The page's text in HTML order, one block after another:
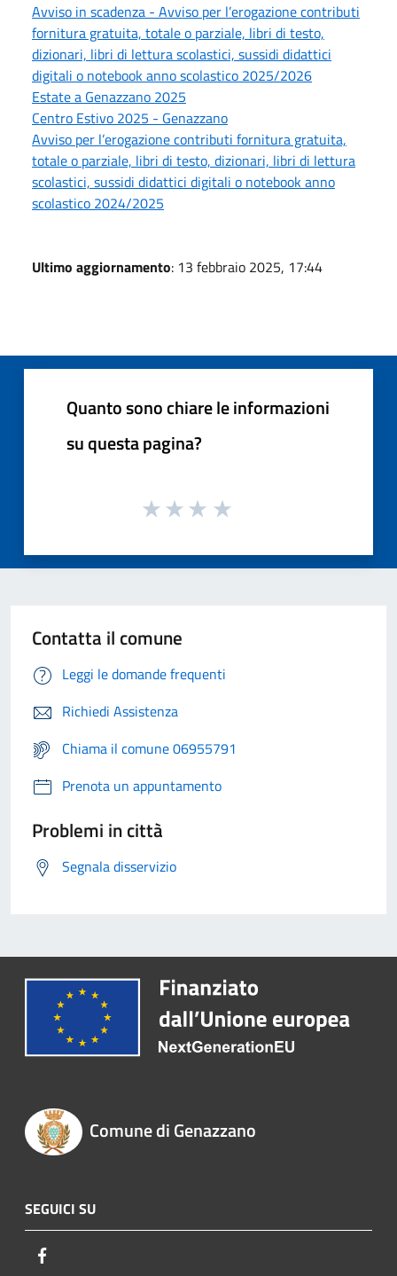
Avviso in scadenza - Avviso per l’erogazione contributi
fornitura gratuita, totale o parziale, libri di testo,
dizionari, libri di lettura scolastici, sussidi didattici
digitali o notebook anno scolastico 2025/2026
Estate a Genazzano 2025
Centro Estivo 2025 - Genazzano
Avviso per l’erogazione contributi fornitura gratuita,
totale o parziale, libri di testo, dizionari, libri di lettura
scolastici, sussidi didattici digitali o notebook anno
scolastico 2024/2025
Ultimo aggiornamento: 13 febbraio 2025, 17:44
Quanto sono chiare le informazioni
su questa pagina?
Contatta il comune
Leggi le domande frequenti
Richiedi Assistenza
Chiama il comune 06955791
Prenota un appuntamento
Problemi in città
Segnala disservizio
Comune di Genazzano
SEGUICI SU